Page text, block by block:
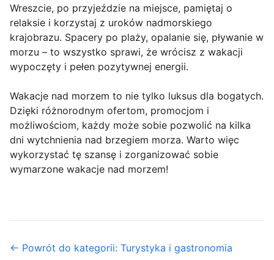
Wreszcie, po przyjeździe na miejsce, pamiętaj o
relaksie i korzystaj z uroków nadmorskiego
krajobrazu. Spacery po plaży, opalanie się, pływanie w
morzu – to wszystko sprawi, że wrócisz z wakacji
wypoczęty i pełen pozytywnej energii.
Wakacje nad morzem to nie tylko luksus dla bogatych.
Dzięki różnorodnym ofertom, promocjom i
możliwościom, każdy może sobie pozwolić na kilka
dni wytchnienia nad brzegiem morza. Warto więc
wykorzystać tę szansę i zorganizować sobie
wymarzone wakacje nad morzem!
← Powrót do kategorii: Turystyka i gastronomia